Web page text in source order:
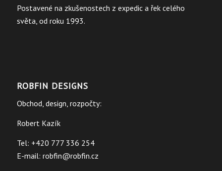
Postavené na zkušenostech z expedic a řek celého
světa, od roku 1993.
ROBFIN DESIGNS
Obchod, design, rozpočty:
Robert Kazík
Tel: +420 777 336 254
E-mail: robfin@robfin.cz